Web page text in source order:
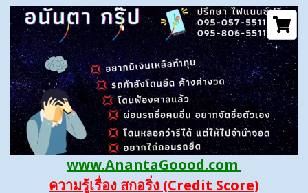
www.AnantaGoood.com
ความรู้เรื่อง สกอริ่ง (Credit Score)